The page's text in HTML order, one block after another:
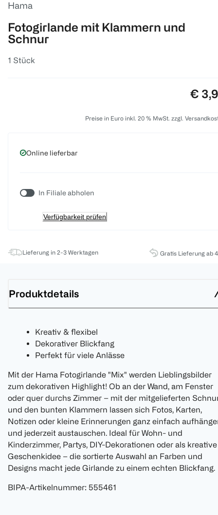
Hama
Fotogirlande mit Klammern und
Schnur
1 Stück
€
Preise in Euro inkl. 20 % MwSt. zzgl.
Online lieferbar
In Filiale abholen
Verfügbarkeit prüfen
Lieferung in 2-3 Werktagen Gratis Lieferung ab
Produktdetails
Kreativ & flexibel
Dekorativer Blickfang
Perfekt für viele Anlässe
Mit der Hama Fotogirlande "Mix" werden Lieblingsbilder
zum dekorativen Highlight! Ob an der Wand, am Fenster
oder quer durchs Zimmer – mit der mitgelieferten
und den bunten Klammern lassen sich Fotos, Karten,
Notizen oder kleine Erinnerungen ganz einfach
und jederzeit austauschen. Ideal für Wohn- und
Kinderzimmer, Partys, DIY-Dekorationen oder als kreative
Geschenkidee – die sortierte Auswahl an Farben und
Designs macht jede Girlande zu einem echten Blickfang.
BIPA-Artikelnummer: 555461